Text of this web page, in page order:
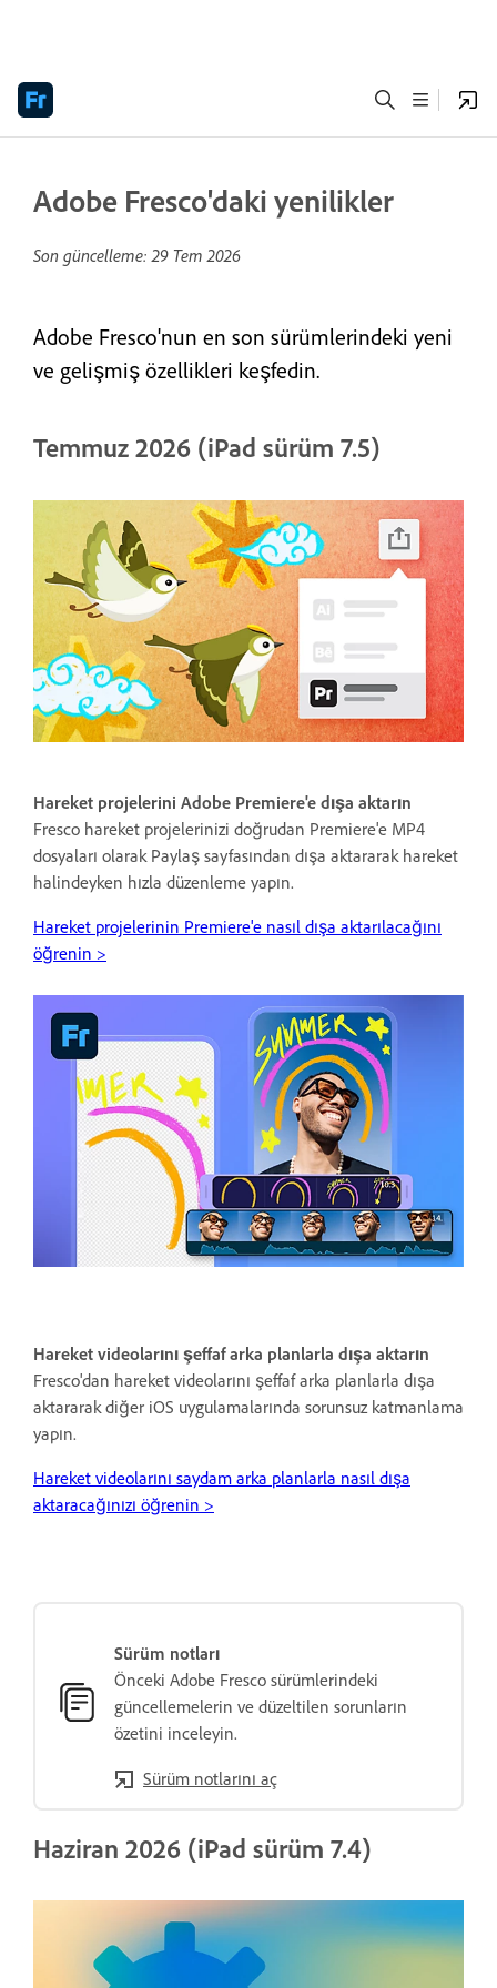
Adobe Fresco'daki yenilikler
Son güncelleme:29 Tem 2026
Adobe Fresco'nun en son sürümlerindeki yeni
ve gelişmiş özellikleri keşfedin.
Temmuz 2026 (iPad sürüm 7.5)
Hareket projelerini Adobe Premiere'e dışa aktarın
Fresco hareket projelerinizi doğrudan Premiere'e MP4
dosyaları olarak Paylaş sayfasından dışa aktararak hareket
halindeyken hızla düzenleme yapın.
Hareket projelerinin Premiere'e nasıl dışa aktarılacağını
öğrenin >
Hareket videolarını şeffaf arka planlarla dışa aktarın
Fresco'dan hareket videolarını şeffaf arka planlarla dışa
aktararak diğer iOS uygulamalarında sorunsuz katmanlama
yapın.
Hareket videolarını saydam arka planlarla nasıl dışa
aktaracağınızı öğrenin >
Sürüm notları
Önceki Adobe Fresco sürümlerindeki
güncellemelerin ve düzeltilen sorunların
özetini inceleyin.
Sürüm notlarını aç
Haziran 2026 (iPad sürüm 7.4)